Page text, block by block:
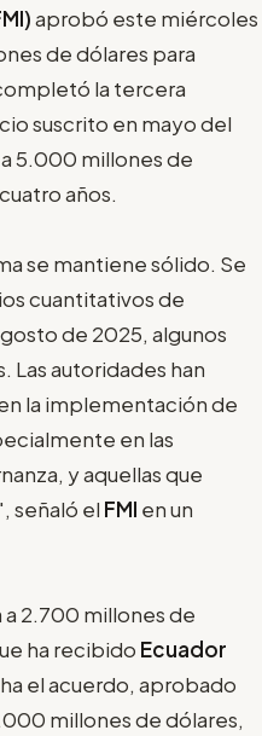
aprobó este miércoles
de dólares para
la tercera
suscrito en mayo del
5.000 millones de
años.
se mantiene sólido. Se
cuantitativos de
de 2025, algunos
Las autoridades han
la implementación de
en las
y aquellas que
señaló el FMI en un
2.700 millones de
ha recibido Ecuador
el acuerdo, aprobado
millones de dólares,